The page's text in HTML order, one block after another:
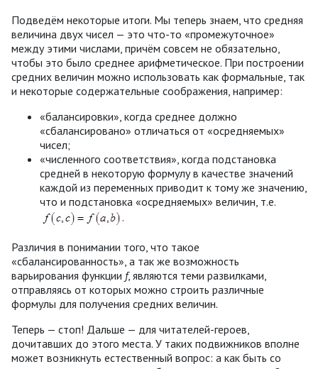
Подведём некоторые итоги. Мы теперь знаем, что средняя
величина двух чисел — это что-то «промежуточное»
между этими числами, причём совсем не обязательно,
чтобы это было среднее арифметическое. При построении
средних величин можно использовать как формальные, так
и некоторые содержательные соображения, например:
«балансировки», когда среднее должно
«сбалансировано» отличаться от «осредняемых»
чисел;
«численного соответствия», когда подстановка
средней в некоторую формулу в качестве значений
каждой из переменных приводит к тому же значению,
что и подстановка «осредняемых» величин, т.е.
.
Различия в понимании того, что такое
«сбалансированность», а так же возможность
варьирования функции f, являются теми развилками,
отправляясь от которых можно строить различные
формулы для получения средних величин.
Теперь — стоп! Дальше — для читателей-героев,
дочитавших до этого места. У таких подвижников вполне
может возникнуть естественный вопрос: а как быть со